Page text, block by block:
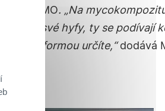
MYMO. „Na
své hyfy, ty se podívají
mu formou určíte,“dodává